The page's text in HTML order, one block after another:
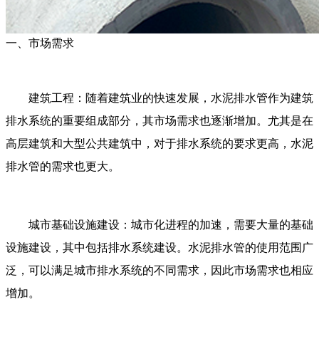
一、市场需求
建筑工程：随着建筑业的快速发展，水泥排水管作为建筑
排水系统的重要组成部分，其市场需求也逐渐增加。尤其是在
高层建筑和大型公共建筑中，对于排水系统的要求更高，水泥
排水管的需求也更大。
城市基础设施建设：城市化进程的加速，需要大量的基础
设施建设，其中包括排水系统建设。水泥排水管的使用范围广
泛，可以满足城市排水系统的不同需求，因此市场需求也相应
增加。